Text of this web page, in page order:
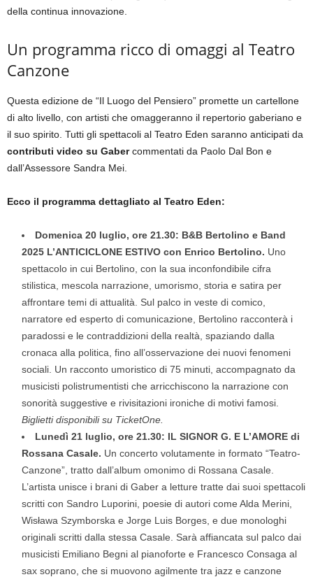
della continua innovazione.
Un programma ricco di omaggi al Teatro
Canzone
Questa edizione de “Il Luogo del Pensiero” promette un cartellone
di alto livello, con artisti che omaggeranno il repertorio gaberiano e
il suo spirito. Tutti gli spettacoli al Teatro Eden saranno anticipati da
contributi video su Gabercommentati da Paolo Dal Bon e
dall’Assessore Sandra Mei.
Ecco il programma dettagliato al Teatro Eden:
Domenica 20 luglio, ore 21.30: B&B Bertolino e Band
2025 L’ANTICICLONE ESTIVO con Enrico Bertolino. Uno
spettacolo in cui Bertolino, con la sua inconfondibile cifra
stilistica, mescola narrazione, umorismo, storia e satira per
affrontare temi di attualità. Sul palco in veste di comico,
narratore ed esperto di comunicazione, Bertolino racconterà i
paradossi e le contraddizioni della realtà, spaziando dalla
cronaca alla politica, fino all’osservazione dei nuovi fenomeni
sociali. Un racconto umoristico di 75 minuti, accompagnato da
musicisti polistrumentisti che arricchiscono la narrazione con
sonorità suggestive e rivisitazioni ironiche di motivi famosi.
Biglietti disponibili su TicketOne.
Lunedì 21 luglio, ore 21.30: IL SIGNOR G. E L’AMORE di
Rossana Casale. Un concerto volutamente in formato “Teatro-
Canzone”, tratto dall’album omonimo di Rossana Casale.
L’artista unisce i brani di Gaber a letture tratte dai suoi spettacoli
scritti con Sandro Luporini, poesie di autori come Alda Merini,
Wisława Szymborska e Jorge Luis Borges, e due monologhi
originali scritti dalla stessa Casale. Sarà affiancata sul palco dai
musicisti Emiliano Begni al pianoforte e Francesco Consaga al
sax soprano, che si muovono agilmente tra jazz e canzone